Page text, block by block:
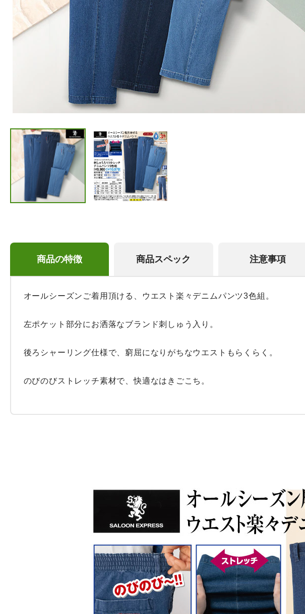
商品の特徴 商品スペック 注意事項
オールシーズンご着用頂ける、ウエスト楽々デニムパンツ3色組。
左ポケット部分にお洒落なブランド刺しゅう入り。
後ろシャーリング仕様で、窮屈になりがちなウエストもらくらく。
のびのびストレッチ素材で、快適なはきごこち。